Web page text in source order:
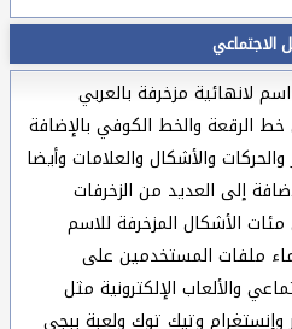
الاجتماعي
لانهائية مزخرفة بالعربي
الرقعة والخط الكوفي بالإضافة
والأشكال والعلامات وأيضا
إلى العديد من الزخرفات
مئات الأشكال المزخرفة للاسم
ملفات المستخدمين على
والألعاب الإلكترونية مثل
وتيك توك ولعبة ببجي